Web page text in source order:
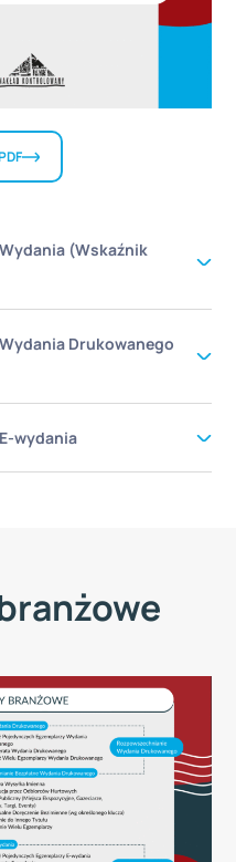
(Wskaźnik
Drukowanego
wydania